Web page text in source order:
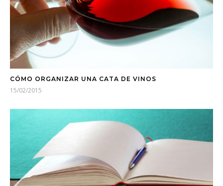
CÓMO ORGANIZAR UNA CATA DE VINOS
15/02/2015